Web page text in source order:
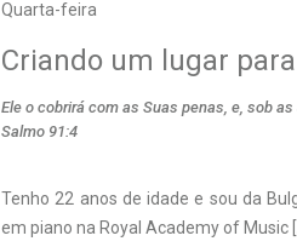
Quarta-feira
Criando um lugar
Ele o cobrirá com as Suas penas, e, sob
Salmo 91:4
Tenho 22 anos de idade e sou da
em piano na Royal Academy of Music